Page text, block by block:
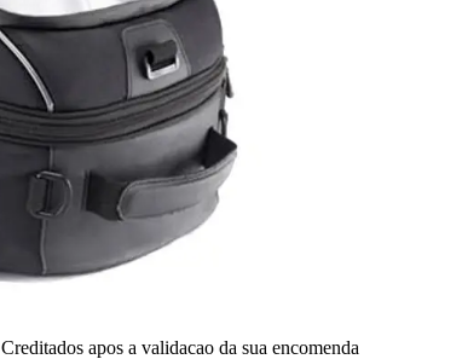
Creditados apos a validacao da sua encomenda